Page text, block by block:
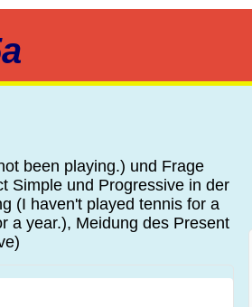
been playing.) und Frage
Simple und Progressive in der
(I haven't played tennis for a
a year.), Meidung des Present